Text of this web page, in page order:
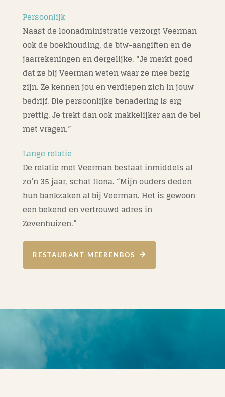
Persoonlijk
Naast de loonadministratie verzorgt Veerman
ook de boekhouding, de btw-aangiften en de
jaarrekeningen en dergelijke. “Je merkt goed
dat ze bij Veerman weten waar ze mee bezig
zijn. Ze kennen jou en verdiepen zich in jouw
bedrijf. Die persoonlijke benadering is erg
prettig. Je trekt dan ook makkelijker aan de bel
met vragen.”
Lange relatie
De relatie met Veerman bestaat inmiddels al
zo’n 35 jaar, schat Ilona. “Mijn ouders deden
hun bankzaken al bij Veerman. Het is gewoon
een bekend en vertrouwd adres in
Zevenhuizen.”
RESTAURANT MEERENBOS